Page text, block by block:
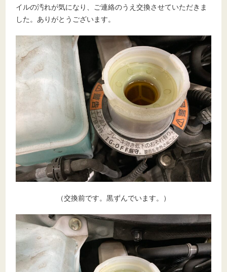
イルの汚れが気になり、ご連絡のうえ交換させていただきま
した。ありがとうございます。
（交換前です。黒ずんでいます。）